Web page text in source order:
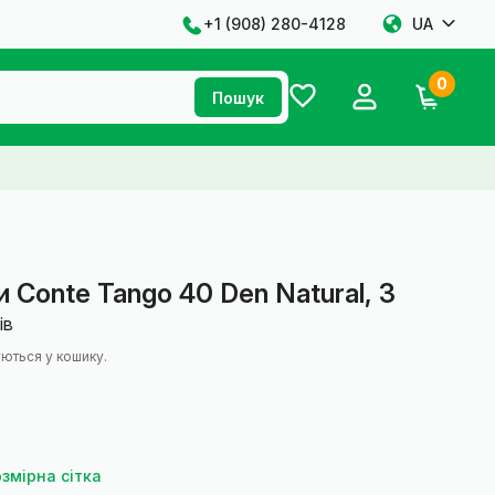
+1 ‪(908) 280-4128‬ UA
Пошук
0
Conte Tango 40 Den Natural, 3
у кошику.
сітка